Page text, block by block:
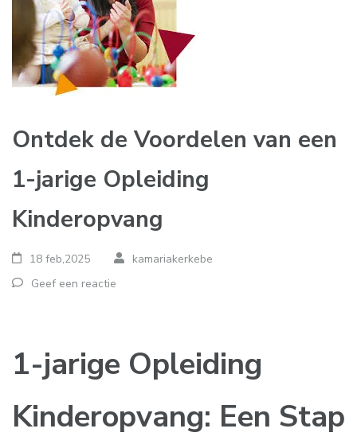
Ontdek de Voordelen van een
1-jarige Opleiding
Kinderopvang
18 feb,2025
kamariakerkebe
Geef een reactie
1-jarige Opleiding
Kinderopvang: Een Stap